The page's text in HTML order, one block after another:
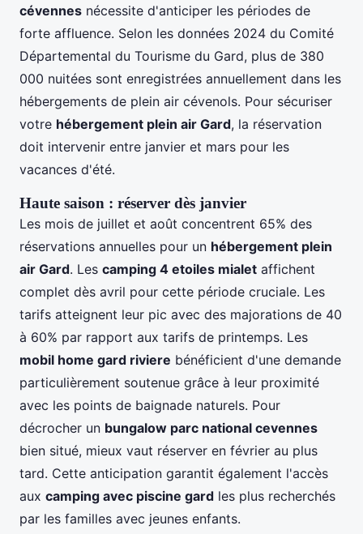
cévennes nécessite d'anticiper les périodes de
forte affluence. Selon les données 2024 du Comité
Départemental du Tourisme du Gard, plus de 380
000 nuitées sont enregistrées annuellement dans les
hébergements de plein air cévenols. Pour sécuriser
votre hébergement plein air Gard, la réservation
doit intervenir entre janvier et mars pour les
vacances d'été.
Haute saison : réserver dès janvier
Les mois de juillet et août concentrent 65% des
réservations annuelles pour un hébergement plein
air Gard. Les camping 4 etoiles mialet affichent
complet dès avril pour cette période cruciale. Les
tarifs atteignent leur pic avec des majorations de 40
à 60% par rapport aux tarifs de printemps. Les
mobil home gard riviere bénéficient d'une demande
particulièrement soutenue grâce à leur proximité
avec les points de baignade naturels. Pour
décrocher un bungalow parc national cevennes
bien situé, mieux vaut réserver en février au plus
tard. Cette anticipation garantit également l'accès
aux camping avec piscine gard les plus recherchés
par les familles avec jeunes enfants.